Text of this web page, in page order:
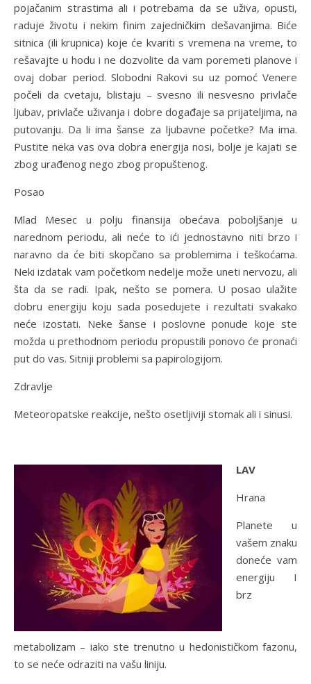
pojačanim strastima ali i potrebama da se uživa, opusti,
raduje životu i nekim finim zajedničkim dešavanjima. Biće
sitnica (ili krupnica) koje će kvariti s vremena na vreme, to
rešavajte u hodu i ne dozvolite da vam poremeti planove i
ovaj dobar period. Slobodni Rakovi su uz pomoć Venere
počeli da cvetaju, blistaju – svesno ili nesvesno privlače
ljubav, privlače uživanja i dobre događaje sa prijateljima, na
putovanju. Da li ima šanse za ljubavne početke? Ma ima.
Pustite neka vas ova dobra energija nosi, bolje je kajati se
zbog urađenog nego zbog propuštenog.
Posao
Mlad Mesec u polju finansija obećava poboljšanje u
narednom periodu, ali neće to ići jednostavno niti brzo i
naravno da će biti skopčano sa problemima i teškoćama.
Neki izdatak vam početkom nedelje može uneti nervozu, ali
šta da se radi. Ipak, nešto se pomera. U posao ulažite
dobru energiju koju sada posedujete i rezultati svakako
neće izostati. Neke šanse i poslovne ponude koje ste
možda u prethodnom periodu propustili ponovo će pronaći
put do vas. Sitniji problemi sa papirologijom.
Zdravlje
Meteoropatske reakcije, nešto osetljiviji stomak ali i sinusi.
LAV
Hrana
Planete u
vašem znaku
doneće vam
energiju I
brz
metabolizam – iako ste trenutno u hedonističkom fazonu,
to se neće odraziti na vašu liniju.